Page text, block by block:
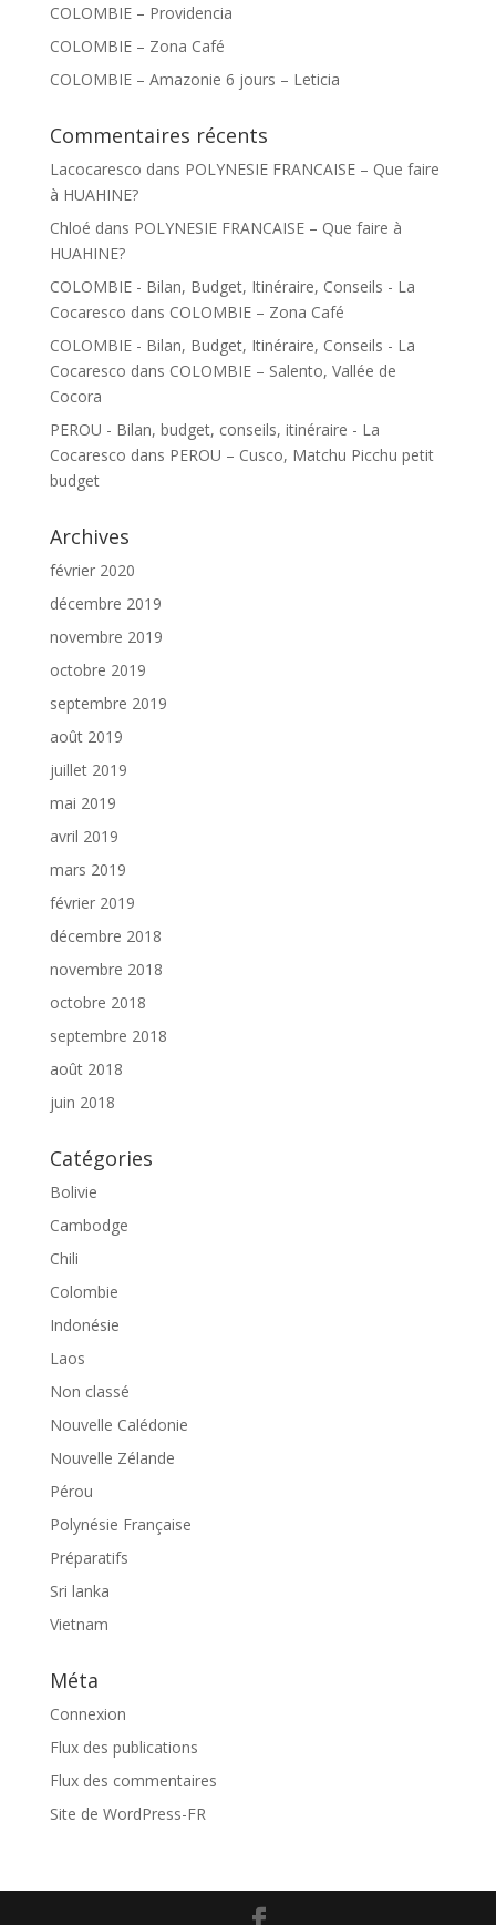
COLOMBIE – Providencia
COLOMBIE – Zona Café
COLOMBIE – Amazonie 6 jours – Leticia
Commentaires récents
Lacocaresco dans POLYNESIE FRANCAISE – Que faire
à HUAHINE?
Chloé dans POLYNESIE FRANCAISE – Que faire à
HUAHINE?
COLOMBIE - Bilan, Budget, Itinéraire, Conseils - La
Cocaresco dans COLOMBIE – Zona Café
COLOMBIE - Bilan, Budget, Itinéraire, Conseils - La
Cocaresco dans COLOMBIE – Salento, Vallée de
Cocora
PEROU - Bilan, budget, conseils, itinéraire - La
Cocaresco dans PEROU – Cusco, Matchu Picchu petit
budget
Archives
février 2020
décembre 2019
novembre 2019
octobre 2019
septembre 2019
août 2019
juillet 2019
mai 2019
avril 2019
mars 2019
février 2019
décembre 2018
novembre 2018
octobre 2018
septembre 2018
août 2018
juin 2018
Catégories
Bolivie
Cambodge
Chili
Colombie
Indonésie
Laos
Non classé
Nouvelle Calédonie
Nouvelle Zélande
Pérou
Polynésie Française
Préparatifs
Sri lanka
Vietnam
Méta
Connexion
Flux des publications
Flux des commentaires
Site de WordPress-FR